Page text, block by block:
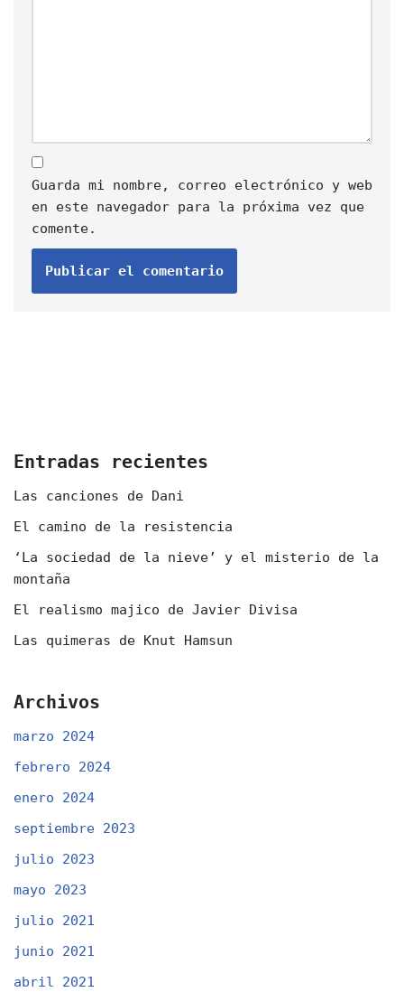
Guarda mi nombre, correo electrónico y web
en este navegador para la próxima vez que
comente.
Entradas recientes
Las canciones de Dani
El camino de la resistencia
‘La sociedad de la nieve’ y el misterio de la
montaña
El realismo majico de Javier Divisa
Las quimeras de Knut Hamsun
Archivos
marzo 2024
febrero 2024
enero 2024
septiembre 2023
julio 2023
mayo 2023
julio 2021
junio 2021
abril 2021